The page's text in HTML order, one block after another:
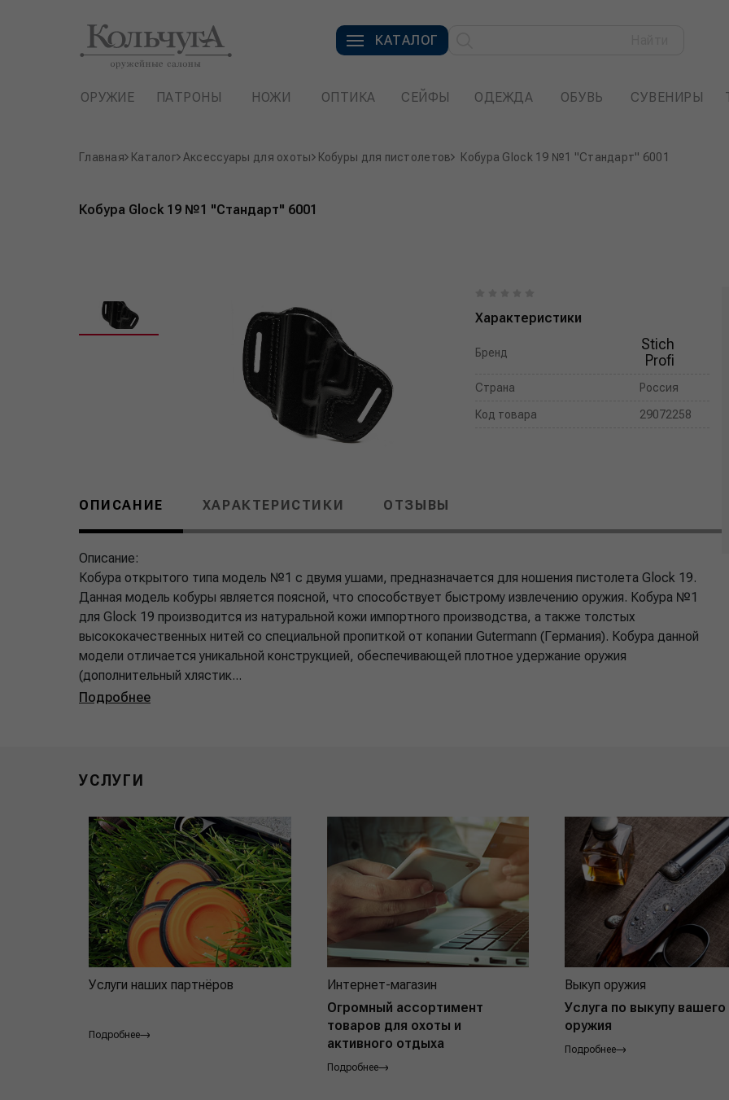
КАТАЛОГ
ОРУЖИЕ ПАТРОНЫ НОЖИ ОПТИКА СЕЙФЫ ОДЕЖДА ОБУВЬ СУВЕНИРЫ
Главная Каталог Аксессуары для охоты Кобуры для пистолетов Кобура Glock 19 №1 "Стандарт" 6001
Кобура Glock 19 №1 "Стандарт" 6001
Характеристики
Бренд
Stich
Profi
Страна Россия
Код товара 29072258
ОПИСАНИЕ ХАРАКТЕРИСТИКИ ОТЗЫВЫ
Описание:
Кобура открытого типа модель №1 с двумя ушами, предназначается для ношения пистолета Glock 19.
Данная модель кобуры является поясной, что способствует быстрому извлечению оружия. Кобура №1
для Glock 19 производится из натуральной кожи импортного производства, а также толстых
высококачественных нитей со специальной пропиткой от копании Gutermann (Германия). Кобура данной
модели отличается уникальной конструкцией, обеспечивающей плотное удержание оружия
(дополнительный хлястик...
Подробнее
УСЛУГИ
Услуги наших партнёров
Подробнее
Интернет-магазин
Огромный ассортимент
товаров для охоты и
активного отдыха
Подробнее
Выкуп оружия
Услуга по выкупу вашего
оружия
Подробнее